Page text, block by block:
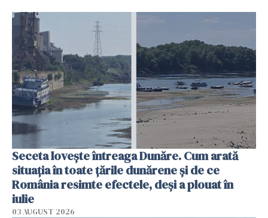
Seceta lovește întreaga Dunăre. Cum arată
situația în toate țările dunărene și de ce
România resimte efectele, deși a plouat în
iulie
03 AUGUST 2026